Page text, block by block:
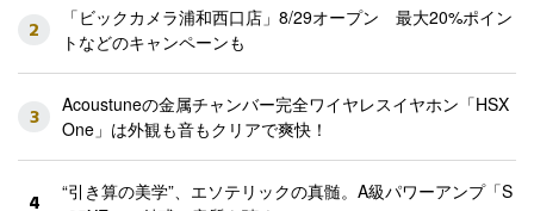
2
「ビックカメラ浦和西口店」8/29オープン 最大20%ポイン
トなどのキャンペーンも
3
Acoustuneの金属チャンバー完全ワイヤレスイヤホン「HSX
One」は外観も音もクリアで爽快！
4
“引き算の美学”、エソテリックの真髄。A級パワーアンプ「S